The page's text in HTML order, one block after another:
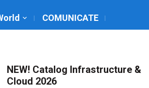
COMUNICATE
NEW! Catalog Infrastructure &
Cloud 2026